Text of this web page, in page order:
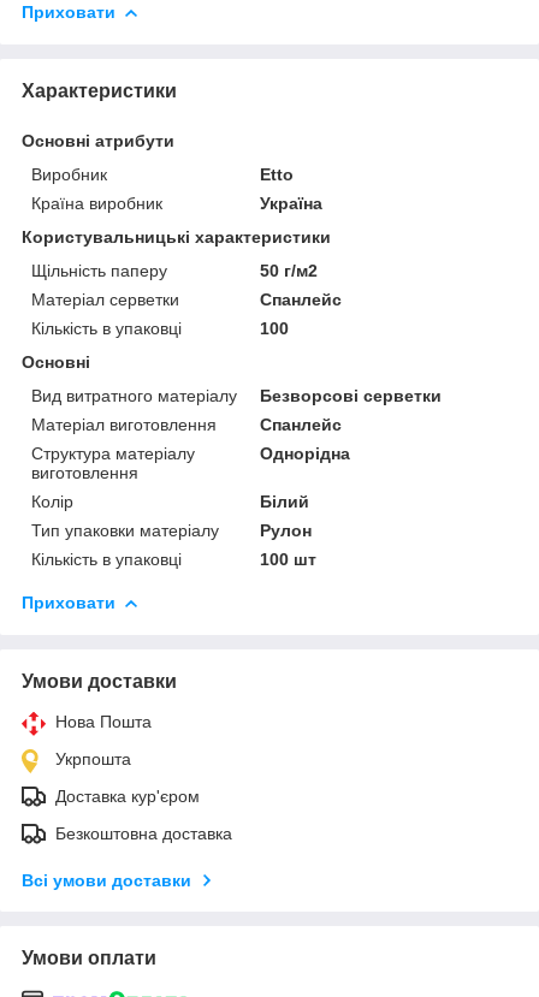
Приховати
Характеристики
Основні атрибути
Виробник
Etto
Країна виробник
Україна
Користувальницькі характеристики
Щільність паперу
50 г/м2
Матеріал серветки
Спанлейс
Кількість в упаковці
100
Основні
Вид витратного матеріалу
Безворсові серветки
Матеріал виготовлення
Спанлейс
Структура матеріалу
виготовлення
Однорідна
Колір
Білий
Тип упаковки матеріалу
Рулон
Кількість в упаковці
100 шт
Приховати
Умови доставки
Нова Пошта
Укрпошта
Доставка кур'єром
Безкоштовна доставка
Всі умови доставки
Умови оплати